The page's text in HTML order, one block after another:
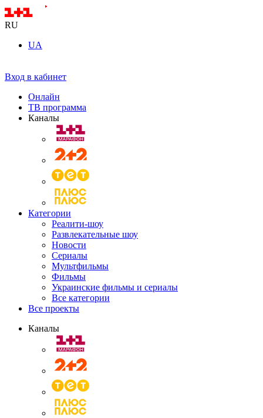
RU
UA
Вход в кабинет
Онлайн
ТВ программа
Каналы
Категории
Реалити-шоу
Развлекательные шоу
Новости
Сериалы
Мультфильмы
Фильмы
Украинские фильмы и сериалы
Все категории
Все проекты
Каналы